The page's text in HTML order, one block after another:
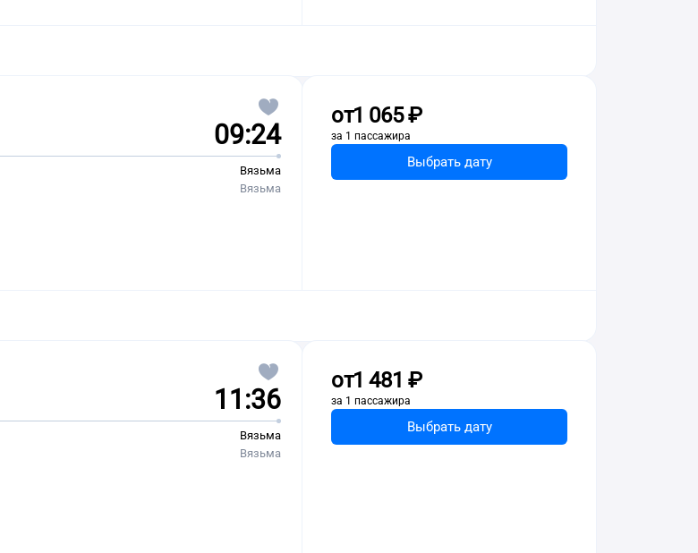
09:24
Вязьма
Вязьма
от1 ⁠065 ⁠₽
за 1 пассажира
Выбрать дату
11:36
Вязьма
Вязьма
от1 ⁠481 ⁠₽
за 1 пассажира
Выбрать дату